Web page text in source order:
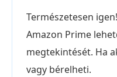
Természetesen
Amazon Prime
megtekintését. Ha
vagy bérelheti.